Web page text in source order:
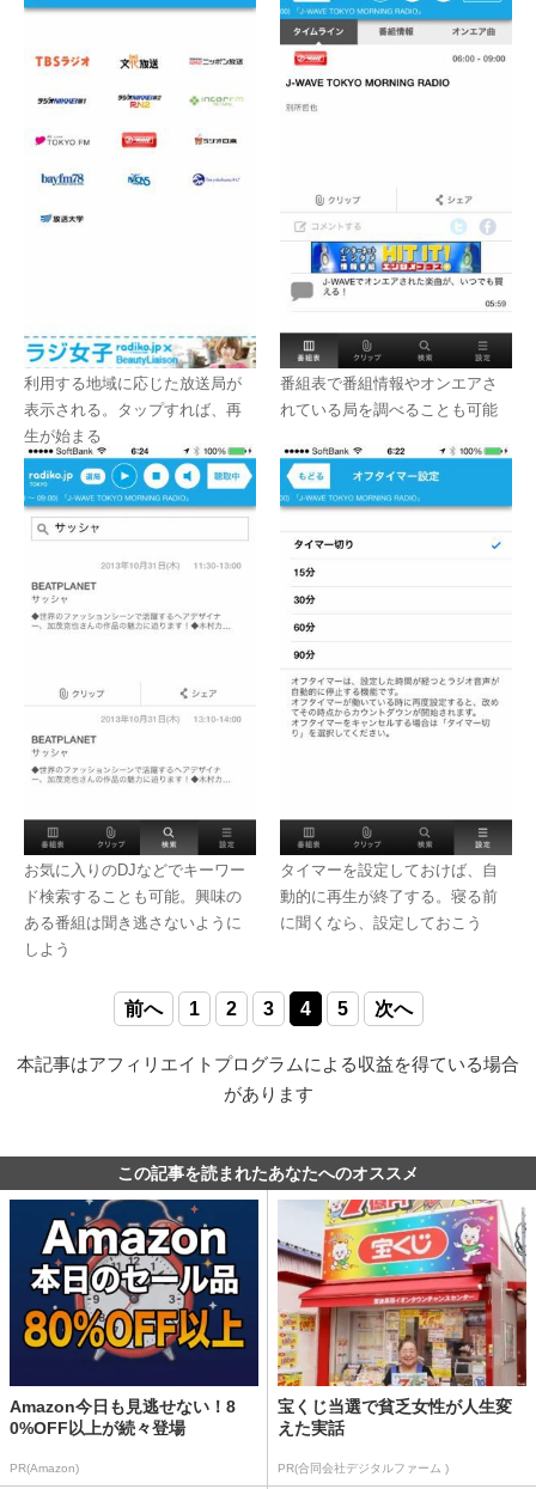
利用する地域に応じた放送局が
表示される。タップすれば、再
生が始まる
番組表で番組情報やオンエアさ
れている局を調べることも可能
お気に入りのDJなどでキーワー
ド検索することも可能。興味の
ある番組は聞き逃さないように
しよう
タイマーを設定しておけば、自
動的に再生が終了する。寝る前
に聞くなら、設定しておこう
前へ 1 2 3 4 5 次へ
本記事はアフィリエイトプログラムによる収益を得ている場合
があります
この記事を読まれたあなたへのオススメ
Amazon今日も見逃せない！8
0%OFF以上が続々登場
PR(Amazon)
宝くじ当選で貧乏女性が人生変
えた実話
PR(合同会社デジタルファーム )